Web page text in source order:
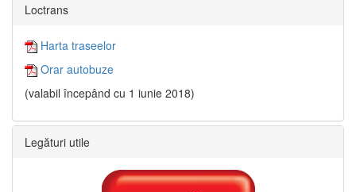
Loctrans
Harta traseelor
Orar autobuze
(valabil începând cu 1 iunie 2018)
Legături utile